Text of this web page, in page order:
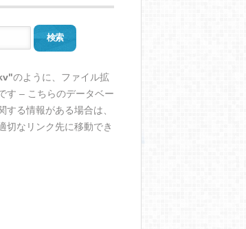
検索
のように、ファイル拡
す – こちらのデータベー
する情報がある場合は、
切なリンク先に移動でき